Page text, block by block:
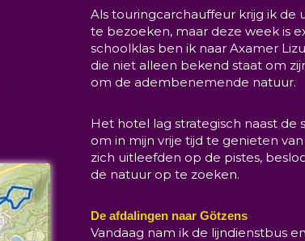
Als touringcarchauffeur krijg ik
te bezoeken, maar deze week is
schoolklas ben ik naar Axamer
die niet alleen bekend staat om
om de adembenemende natuur.
Het hotel lag strategisch naast
om in mijn vrije tijd te genieten
zich uitleefden op de pistes,
de natuur op te zoeken.
De afdalingen naar Götzens
Vandaag nam ik de lijndienstbus